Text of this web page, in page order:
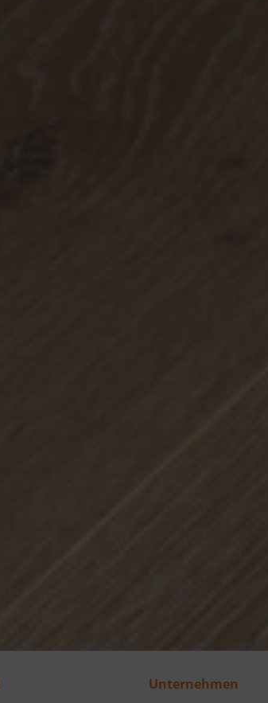
Unternehmen